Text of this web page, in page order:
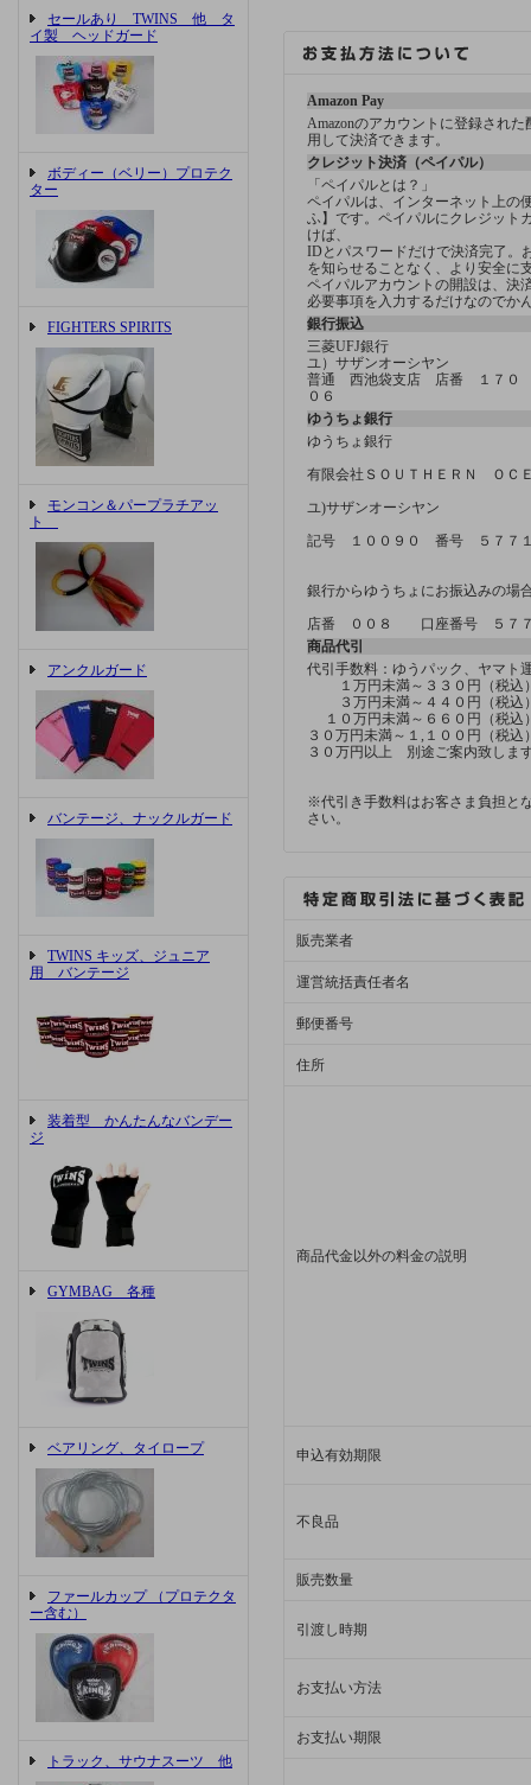
セールあり TWINS 他 タ
イ製 ヘッドガード
ボディー（ベリー）プロテク
ター
FIGHTERS SPIRITS
モンコン＆パープラチアッ
ト
アンクルガード
バンテージ、ナックルガード
TWINS キッズ、ジュニア
用 バンテージ
装着型 かんたんなバンデー
ジ
GYMBAG 各種
ベアリング、タイロープ
ファールカップ （プロテクタ
ー含む）
トラック、サウナスーツ 他
Amazon Pay
Amazonのアカウントに登録され
用して決済できます。
クレジット決済（ペイパル）
「ペイパルとは？」
ペイパルは、インターネット上の
ふ】です。ペイパルにクレジット
けば、
IDとパスワードだけで決済完了。
を知らせることなく、より安全に
ペイパルアカウントの開設は、決
必要事項を入力するだけなのでか
銀行振込
三菱UFJ銀行
ユ）サザンオーシヤン
普通 西池袋支店 店番 １７０
０６
ゆうちょ銀行
ゆうちょ銀行
有限会社ＳＯＵＴＨＥＲＮ ＯＣ
ユ)サザンオーシヤン
記号 １００９０ 番号 ５７７
銀行からゆうちょにお振込みの場
店番 ００８ 口座番号 ５７７
商品代引
代引手数料：ゆうパック、ヤマ
１万円未満～３３０円（税込
３万円未満～４４０円（税込
１０万円未満～６６０円（税込
３０万円未満～１,１００円（税込
３０万円以上 別途ご案内致しま
※代引き手数料はお客さま負担と
さい。
販売業者
運営統括責任者名
郵便番号
住所
商品代金以外の料金の説明
申込有効期限
不良品
販売数量
引渡し時期
お支払い方法
お支払い期限